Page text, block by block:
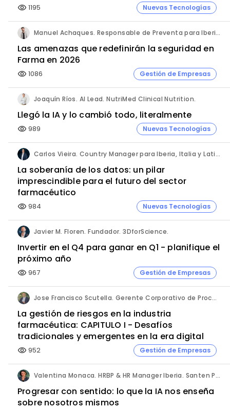
visibility 1195 Nuevas Tecnologías
Manuel Achaques. Responsable de Preventa para Iberia, Italia y Latinoamérica. Hornetsecurity.
Las amenazas que redefinirán la seguridad en
Farma en 2026
visibility 1086 Gestión de Empresas
Joaquín Ríos. AI Lead. NutriMed Clinical Nutrition.
Llegó la IA y lo cambió todo, literalmente
visibility 989 Nuevas Tecnologías
Carlos Vieira. Country Manager para Iberia, Italia y Latinoamérica. Hornetsecurity.
La soberanía de los datos: un pilar
imprescindible para el futuro del sector
farmacéutico
visibility 984 Nuevas Tecnologías
Javier M. Floren. Fundador. 3DforScience.
Invertir en el Q4 para ganar en Q1 - planifique el
próximo año
visibility 967 Gestión de Empresas
Jose Francisco Scutella. Gerente Corporativo de Procesos & Control Interno. Adium Pharma.
La gestión de riesgos en la industria
farmacéutica: CAPITULO I - Desafíos
tradicionales y emergentes en la era digital
visibility 952 Gestión de Empresas
Valentina Monaca. HRBP & HR Manager Iberia. Santen Pharmaceutical.
Progresar con sentido: lo que la IA nos enseña
sobre nosotros mismos